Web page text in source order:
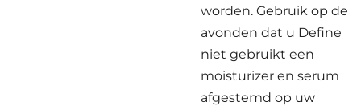
worden. Gebruik op de
avonden dat u Define
niet gebruikt een
moisturizer en serum
afgestemd op uw